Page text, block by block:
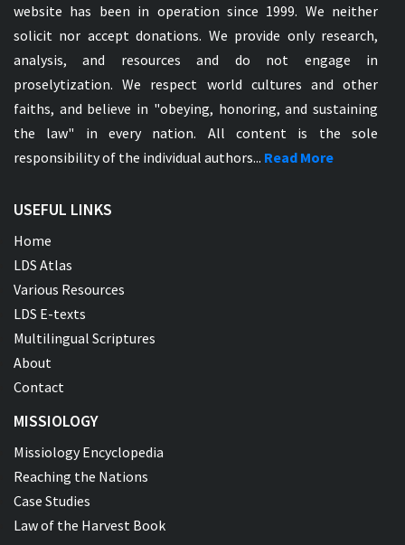
website has been in operation since 1999. We neither
solicit nor accept donations. We provide only research,
analysis, and resources and do not engage in
proselytization. We respect world cultures and other
faiths, and believe in "obeying, honoring, and sustaining
the law" in every nation. All content is the sole
responsibility of the individual authors... Read More
USEFUL LINKS
Home
LDS Atlas
Various Resources
LDS E-texts
Multilingual Scriptures
About
Contact
MISSIOLOGY
Missiology Encyclopedia
Reaching the Nations
Case Studies
Law of the Harvest Book